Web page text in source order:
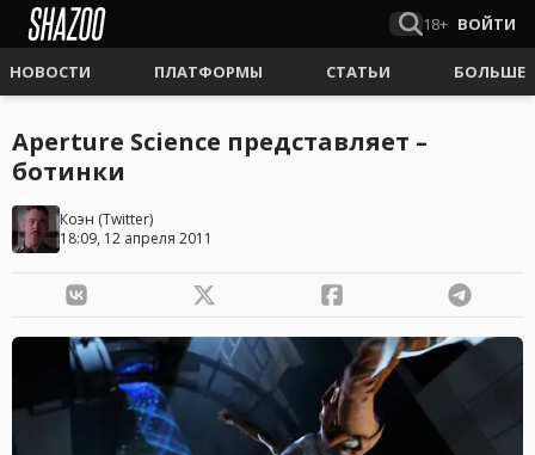
18+ ВОЙТИ
НОВОСТИ ПЛАТФОРМЫ СТАТЬИ БОЛЬШЕ
Aperture Science представляет –
ботинки
Коэн (Twitter)
18:09, 12 апреля 2011